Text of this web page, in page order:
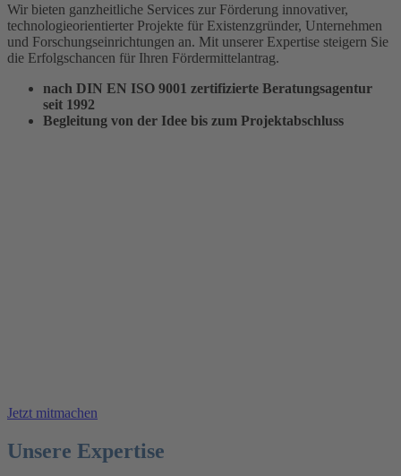
Wir bieten ganzheitliche Services zur Förderung innovativer,
technologieorientierter Projekte für Existenzgründer, Unternehmen
und Forschungseinrichtungen an. Mit unserer Expertise steigern Sie
die Erfolgschancen für Ihren Fördermittelantrag.
nach DIN EN ISO 9001 zertifizierte Beratungsagentur
seit 1992
Begleitung von der Idee bis zum Projektabschluss
Jetzt mitmachen
Unsere Expertise